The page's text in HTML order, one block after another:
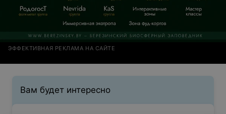
ЭФФЕКТИВНАЯ РЕКЛАМА НА САЙТЕ
Вам будет интересно